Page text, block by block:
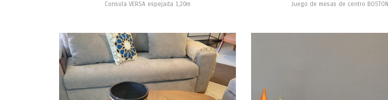
Consola VERSA espejada 1,20m Juego de mesas de centro BOSTON